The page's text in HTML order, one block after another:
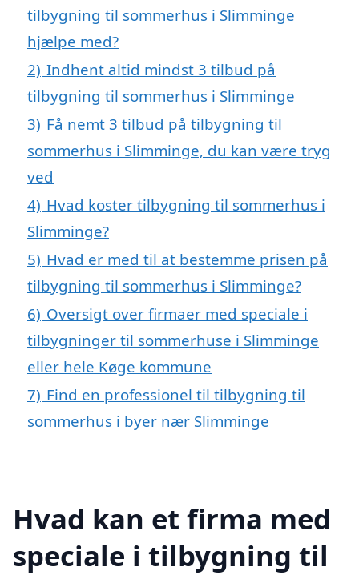
tilbygning til sommerhus i Slimminge
hjælpe med?
2) Indhent altid mindst 3 tilbud på
tilbygning til sommerhus i Slimminge
3) Få nemt 3 tilbud på tilbygning til
sommerhus i Slimminge, du kan være tryg
ved
4) Hvad koster tilbygning til sommerhus i
Slimminge?
5) Hvad er med til at bestemme prisen på
tilbygning til sommerhus i Slimminge?
6) Oversigt over firmaer med speciale i
tilbygninger til sommerhuse i Slimminge
eller hele Køge kommune
7) Find en professionel til tilbygning til
sommerhus i byer nær Slimminge
Hvad kan et firma med
speciale i tilbygning til